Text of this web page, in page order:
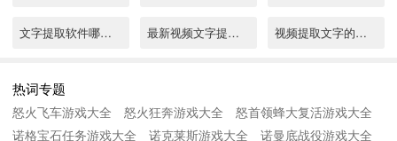
文字提取软件哪个好 最新视频文字提取软件推荐 视频提取文字的软件免费推荐有哪些
语音提取文字软件前十2022 免费提取图片文字软件有哪些 图片提取文字软件有吗
热词专题
怒火飞车游戏大全 怒火狂奔游戏大全
怒首领蜂大复活游戏大全
诺格宝石任务游戏大全
诺克莱斯游戏大全 诺曼底战役游戏大全